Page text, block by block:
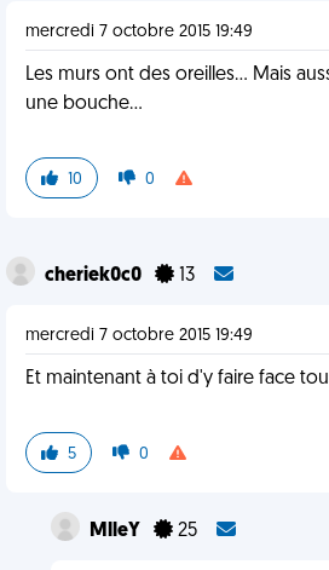
mercredi 7 octobre 2015 19:49
Les murs ont des oreilles... Mais
une bouche...
10 0
cheriek0c0 13
mercredi 7 octobre 2015 19:49
Et maintenant à toi d'y faire face
5 0
MlleY 25